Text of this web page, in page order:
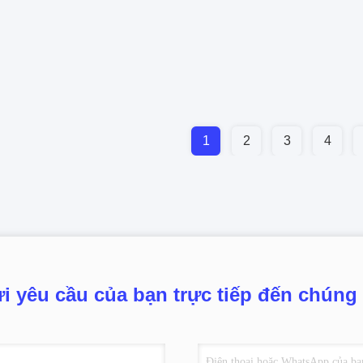
1 2 3 4
yêu cầu của bạn trực tiếp đến